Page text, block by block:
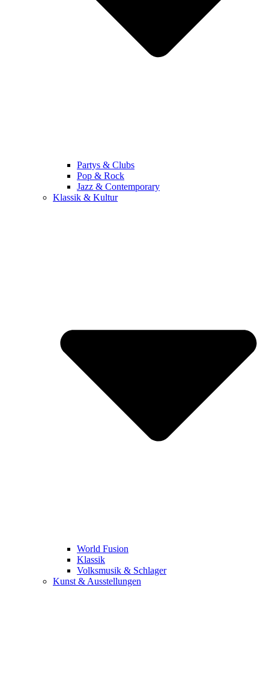
Partys & Clubs
Pop & Rock
Jazz & Contemporary
Klassik & Kultur
World Fusion
Klassik
Volksmusik & Schlager
Kunst & Ausstellungen